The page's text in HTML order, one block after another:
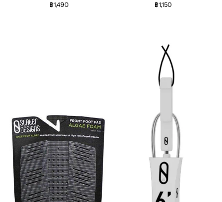
฿1,490
฿1,150